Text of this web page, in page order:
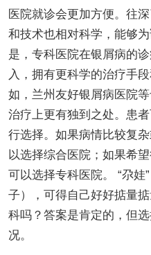
医院就诊会更加方便。往
和技术也相对科学，能够
是，专科医院在银屑病的
入，拥有更科学的治疗手
如，兰州友好银屑病医院
治疗上更有独到之处。患
行选择。如果病情比较复
以选择综合医院；如果希
可以选择专科医院。 “尕娃
子），可得自己好好掂量
科吗？答案是肯定的，但
况。